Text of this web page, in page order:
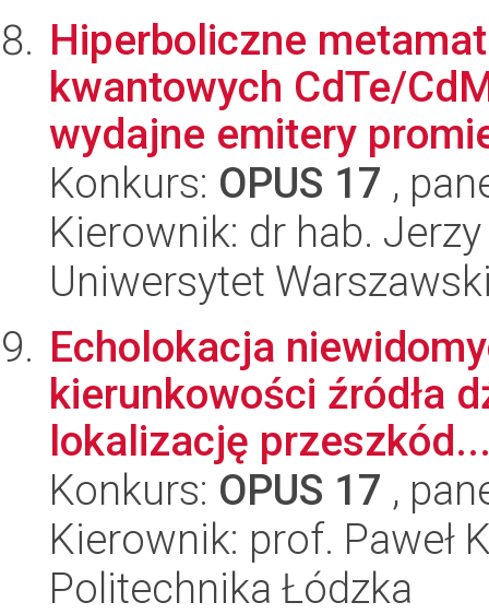
Hiperboliczne
kwantowych CdTe/
wydajne emitery
Konkurs: OPUS 17 ,
Kierownik: dr hab.
Uniwersytet
Echolokacja
kierunkowości źródła
lokalizację
Konkurs: OPUS 17 ,
Kierownik: prof. Paweł
Politechnika Łódzka